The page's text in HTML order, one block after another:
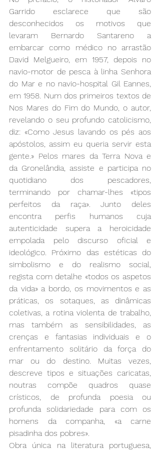
Garrido esclarece que são
desconhecidos os motivos que
levaram Bernardo Santareno a
embarcar como médico no arrastão
David Melgueiro, em 1957, depois no
navio-motor de pesca à linha Senhora
do Mar e no navio-hospital Gil Eannes,
em 1958. Num dos primeiros textos de
Nos Mares do Fim do Mundo, o autor,
revelando o seu profundo catolicismo,
diz: «Como Jesus lavando os pés aos
apóstolos, assim eu queria servir esta
gente.» Pelos mares da Terra Nova e
da Gronelândia, assiste e participa no
quotidiano dos pescadores,
terminando por chamar-lhes «tipos
perfeitos da raça». Junto deles
encontra perfis humanos cuja
autenticidade supera a heroicidade
empolada pelo discurso oficial e
ideológico. Próximo das estéticas do
simbolismo e do realismo social,
regista com detalhe «todos os aspetos
da vida» a bordo, os movimentos e as
práticas, os sotaques, as dinâmicas
coletivas, a rotina violenta de trabalho,
mas também as sensibilidades, as
crenças e fantasias individuais e o
enfrentamento solitário da força do
mar ou do destino. Muitas vezes,
descreve tipos e situações caricatas,
noutras compõe quadros quase
crísticos, de profunda poesia ou
profunda solidariedade para com os
homens da companha, «a carne
pisadinha dos pobres».
Obra única na literatura portuguesa,